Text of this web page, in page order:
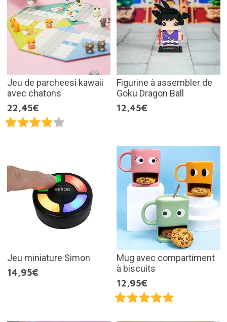
Jeu de parcheesi kawaii
avec chatons
22,45€
Figurine à assembler de
Goku Dragon Ball
12,45€
Jeu miniature Simon
14,95€
Mug avec compartiment
à biscuits
12,95€